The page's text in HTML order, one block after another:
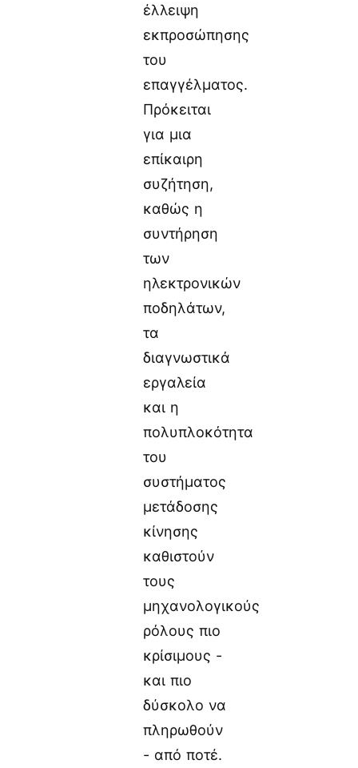
έλλειψη
εκπροσώπησης
του
επαγγέλματος.
Πρόκειται
για μια
επίκαιρη
συζήτηση,
καθώς η
συντήρηση
των
ηλεκτρονικών
ποδηλάτων,
τα
διαγνωστικά
εργαλεία
και η
πολυπλοκότητα
του
συστήματος
μετάδοσης
κίνησης
καθιστούν
τους
μηχανολογικούς
ρόλους πιο
κρίσιμους -
και πιο
δύσκολο να
πληρωθούν
- από ποτέ.